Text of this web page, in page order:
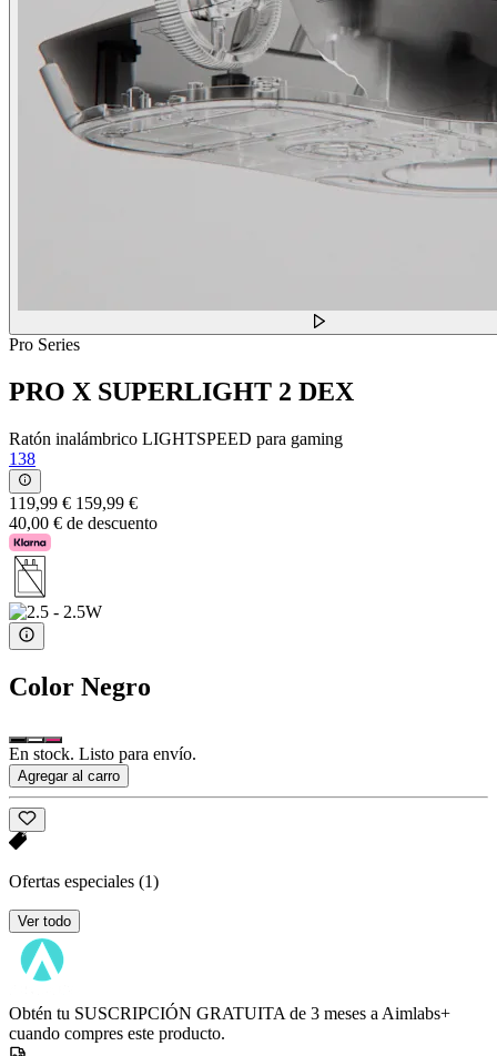
Pro Series
PRO X SUPERLIGHT 2 DEX
Ratón inalámbrico LIGHTSPEED para gaming
138
119,99 € 159,99 €
40,00 € de descuento
Color Negro
En stock. Listo para envío.
Agregar al carro
Ofertas especiales (1)
Ver todo
Obtén tu SUSCRIPCIÓN GRATUITA de 3 meses a Aimlabs+
cuando compres este producto.